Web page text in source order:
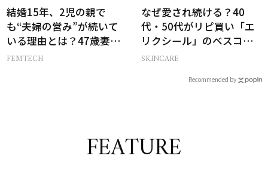
結婚15年、2児の親で
も“夫婦の営み”が続いて
いる理由とは？47歳妻が
実践する【レスにならな
FEMTECH
なぜ愛され続ける？40
代・50代がリピ買い「エ
リクシール」のベスコス
受賞名品3選
SKINCARE
Recommended by
FEATURE